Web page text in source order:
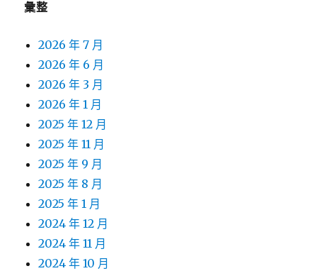
彙整
2026 年 7 月
2026 年 6 月
2026 年 3 月
2026 年 1 月
2025 年 12 月
2025 年 11 月
2025 年 9 月
2025 年 8 月
2025 年 1 月
2024 年 12 月
2024 年 11 月
2024 年 10 月